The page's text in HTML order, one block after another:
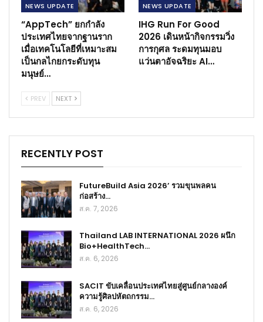
NEWS​ UPDATE
“AppTech” ยกกำลัง
ประเทศไทยจากฐานราก
เมื่อเทคโนโลยีที่เหมาะสม
เป็นกลไกยกระดับทุน
มนุษย์…
NEWS​ UPDATE
IHG Run For Good
2026 เดินหน้ากิจกรรมวิ่ง
การกุศล ระดมทุนมอบ
แว่นตาอัจฉริยะ AI…
PREV NEXT
RECENTLY POST
FutureBuild Asia 2026’ รวมขุนพลคน
ก่อสร้าง…
ส.ค. 7, 2026
Thailand LAB INTERNATIONAL 2026 ผนึก
Bio+HealthTech…
ส.ค. 6, 2026
SACIT ขับเคลื่อนประเทศไทยสู่ศูนย์กลางองค์
ความรู้ศิลปหัตถกรรม…
ส.ค. 6, 2026